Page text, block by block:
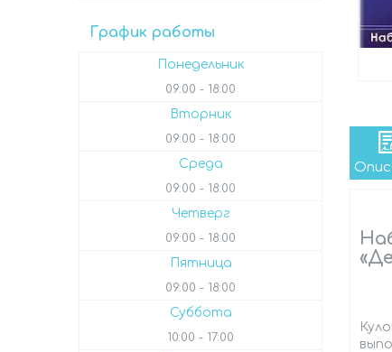
График работы
Понедельник
09:00 18:00
Вторник
09:00 18:00
Среда
09:00 18:00
Четверг
09:00 18:00
Пятница
09:00 18:00
Суббота
10:00 17:00